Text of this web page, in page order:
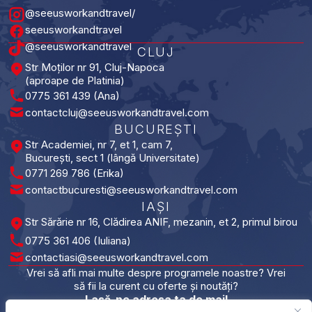
@seeusworkandtravel/
seeusworkandtravel
@seeusworkandtravel CLUJ
Str Moților nr 91, Cluj-Napoca
(aproape de Platinia)
0775 361 439 (Ana)
contactcluj@seeusworkandtravel.com
BUCUREȘTI​
Str Academiei, nr 7, et 1, cam 7,
București, sect 1 (lângă Universitate)
0771 269 786 (Erika)
contactbucuresti@seeusworkandtravel.com
IAȘI​
Str Sărărie nr 16, Clădirea ANIF, mezanin, et 2, primul birou
0775 361 406 (Iuliana)
contactiasi@seeusworkandtravel.com
Vrei să afli mai multe despre programele noastre? Vrei
să fii la curent cu oferte și noutăți?
Lasă-ne adresa ta de mail